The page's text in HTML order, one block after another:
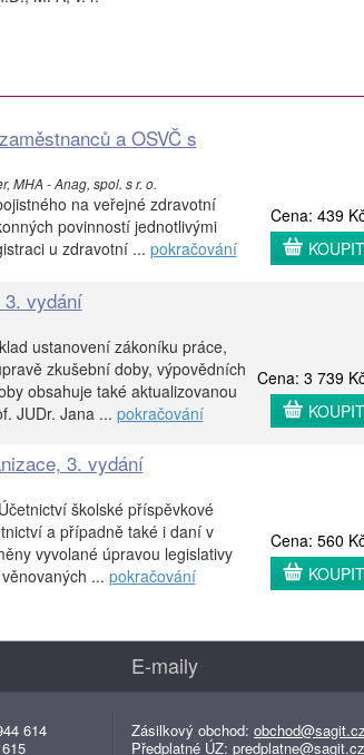
a OSVČ s
MHA - Anag, spol. s r. o.
na veřejné zdravotní
povinností jednotlivými
u zdravotní ... pokračování
Cena: 439
KOUPIT
vydání
ustanovení zákoníku práce,
zkušební doby, výpovědních
obsahuje také aktualizovanou
JUDr. Jana ... pokračování
Cena: 3 739
KOUPIT
3. vydání
školské příspěvkové
a případně také i daní v
vyvolané úpravou legislativy
... pokračování
Cena: 560
KOUPIT
614
E-maily
Zásilkový obchod: obchod@sagit.cz
Předplatné ÚZ: predplatne@sagit.cz